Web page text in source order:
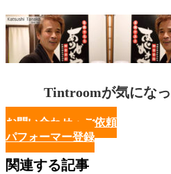
Tintroomが気にな
お問い合わせ・ご依頼
パフォーマー登録
関連する記事